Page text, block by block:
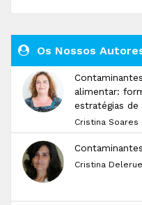
Os Nossos
alimentar:
estratégias de
Cristina Soares
Cristina